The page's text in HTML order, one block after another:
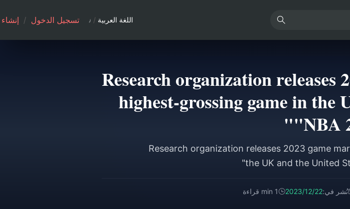
اللغة العربية / تسجيل الدخول /
Research organization
highest-grossing game in the
"NBA
Research organization releases 2023 game
the UK and the United
نُشر في:2023/12/22 1 min قراءة